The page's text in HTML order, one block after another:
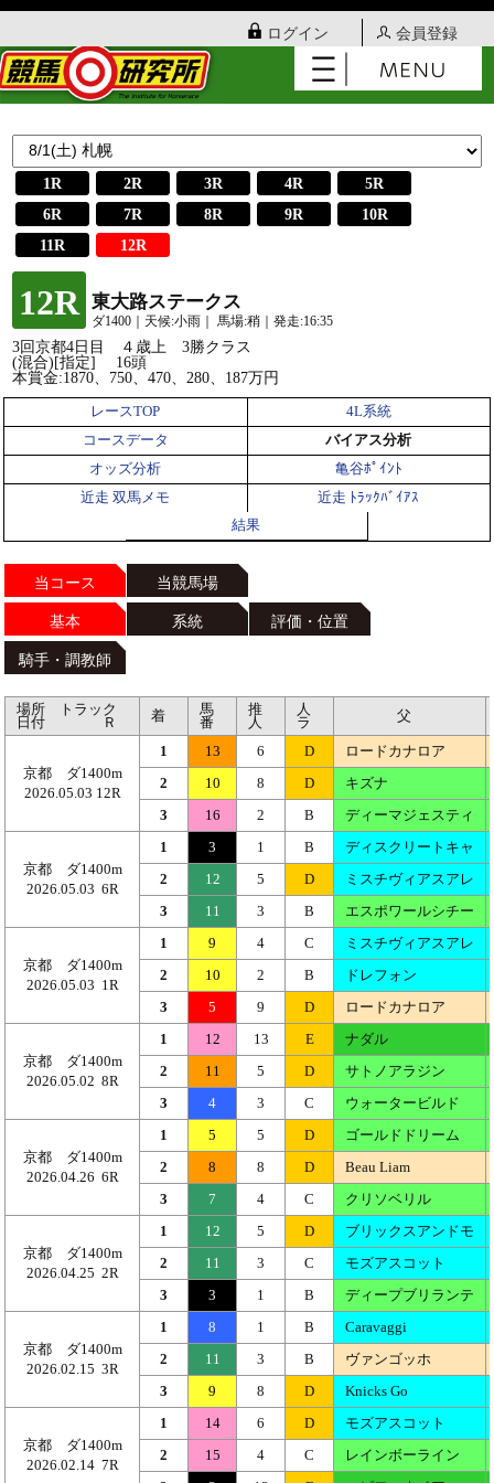
ログイン 会員登録
1R 2R 3R 4R
5R
6R
7R 8R 9R
10R
11R
12R
12R 東大路ステークス
ダ1400｜天候:小雨｜ 馬場:稍｜発走:16:35
3回京都4日目 ４歳上 3勝クラス
(混合)[指定] 16頭
本賞金:1870、750、470、280、187万円
レースTOP
4L系統
コースデータ
バイアス分析
オッズ分析
亀谷ﾎﾟｲﾝﾄ
近走 双馬メモ
近走 ﾄﾗｯｸﾊﾞｲｱｽ
結果
当コース 当競馬場
基本 系統 評価・位置
騎手・調教師
場所 トラック
日付 Ｒ
着
馬
番
推
人
人
ラ
父
京都 ダ1400m
2026.05.03 12R
1 13 6 D ロードカナロア
2 10 8 D キズナ
3 16 2 B ディーマジェスティ
京都 ダ1400m
2026.05.03 6R
1 3 1 B ディスクリートキャ
2 12 5 D ミスチヴィアスアレ
3 11 3 B エスポワールシチー
京都 ダ1400m
2026.05.03 1R
1 9 4 C ミスチヴィアスアレ
2 10 2 B ドレフォン
3 5 9 D ロードカナロア
京都 ダ1400m
2026.05.02 8R
1 12 13 E ナダル
2 11 5 D サトノアラジン
3 4 3 C ウォータービルド
京都 ダ1400m
2026.04.26 6R
1 5 5 D ゴールドドリーム
2 8 8 D Beau Liam
3 7 4 C クリソベリル
京都 ダ1400m
2026.04.25 2R
1 12 5 D ブリックスアンドモ
2 11 3 C モズアスコット
3 3 1 B ディープブリランテ
京都 ダ1400m
2026.02.15 3R
1 8 1 B Caravaggi
2 11 3 B ヴァンゴッホ
3 9 8 D Knicks Go
京都 ダ1400m
2026.02.14 7R
1 14 6 D モズアスコット
2 15 4 C レインボーライン